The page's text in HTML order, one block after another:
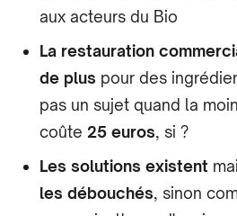
aux acteurs du Bio
La restauration
de plus pour des
pas un sujet quand la
coûte 25 euros, si ?
Les solutions existent
les débouchés, sinon